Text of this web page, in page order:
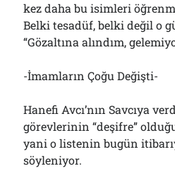
kez daha bu isimleri
Belki tesadüf, belki değil o
“Gözaltına alındım,
-İmamların Çoğu Değişti-
Hanefi Avcı’nın Savcıya
görevlerinin “deşifre”
yani o listenin bugün
söyleniyor.